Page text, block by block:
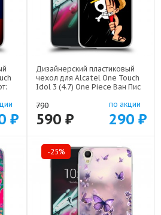
₽
Дизайнерский пластиковый
чехол для Alcatel One Touch
Idol 3 (4.7) One Piece Ван Пис
790
590 ₽
по акции
290 ₽
-25%